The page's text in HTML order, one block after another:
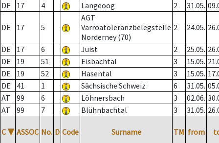
DE
17 4 Langeoog 2 31.05.
DE 17 5
AGT
Varroatoleranzbelegstelle
Norderney (70)
2 24.05.
DE 17 6 Juist 2 25.05.
DE
19 51 Eisbachtal 3 15.05.
DE
19 52 Hasental 3 15.05.
DE
41 1 Sächsische Schweiz 6 31.05.
AT
99 6 Löhnersbach 3 02.06.
AT
99 7 Blühnbachtal 3 31.05.
C ▼ ASSOC No. D Code Surname TM from